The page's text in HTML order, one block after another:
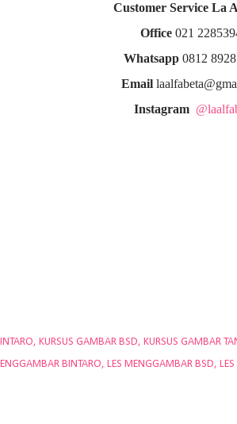
Customer Service La
Office 021
Whatsapp 0812
Email
Instagram
KURSUS GAMBAR BSD KURSUS GAMBAR
BINTARO LES MENGGAMBAR BSD